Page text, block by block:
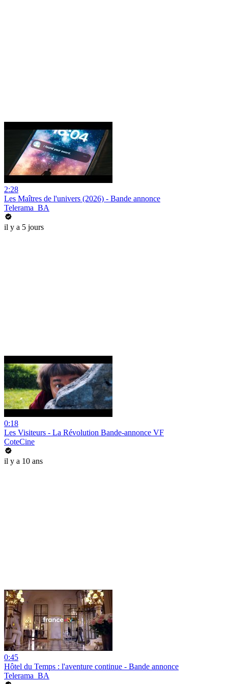
2:28
Les Maîtres de l'univers (2026) - Bande annonce
Telerama_BA
il y a 5 jours
0:18
Les Visiteurs - La Révolution Bande-annonce VF
CoteCine
il y a 10 ans
0:45
Hôtel du Temps : l'aventure continue - Bande annonce
Telerama_BA